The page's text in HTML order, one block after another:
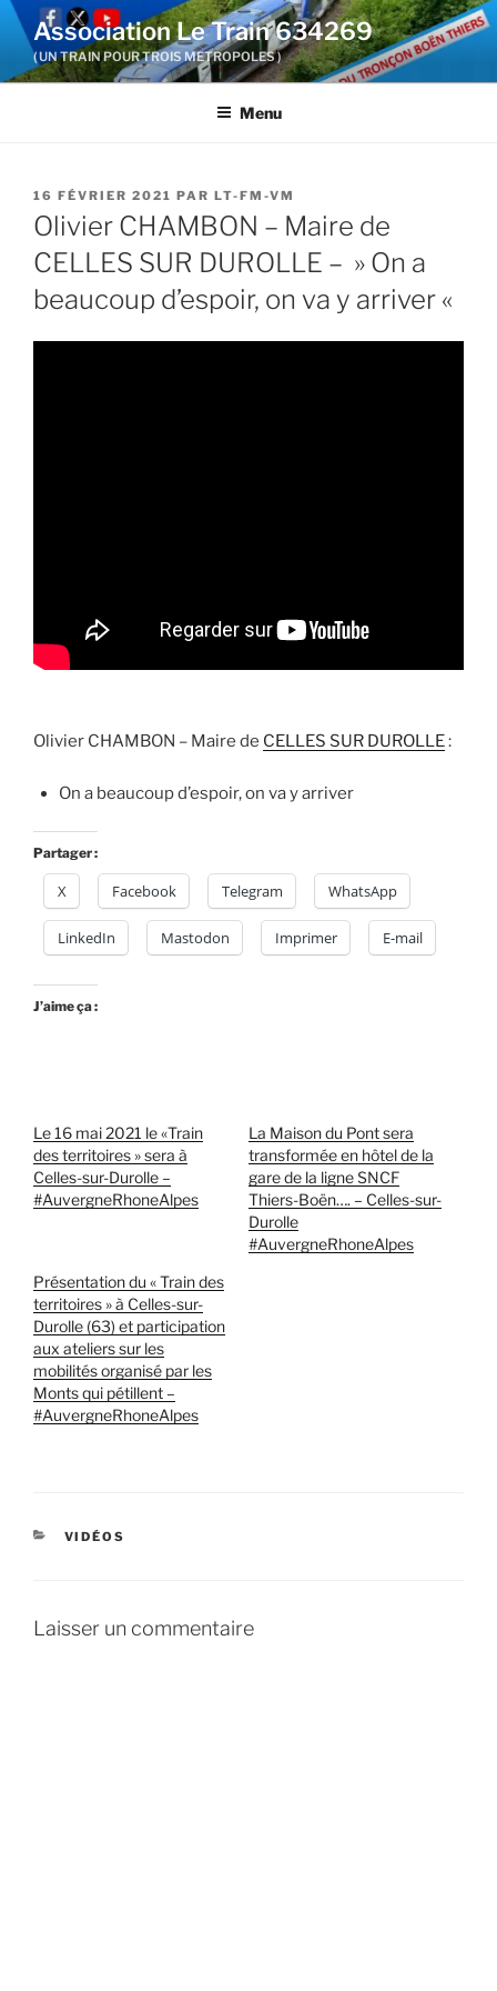
Aller
contenu
Association Le Train 634269
( UN TRAIN POUR TROIS METROPOLES )
Menu
PUBLIÉ
LE
16 FÉVRIER 2021 PAR LT-FM-VM
Olivier CHAMBON – Maire de
CELLES SUR DUROLLE – » On a
beaucoup d’espoir, on va y arriver «
Olivier CHAMBON – Maire de CELLES SUR DUROLLE:
On a beaucoup d’espoir, on va y arriver
Partager :
X Facebook Telegram WhatsApp
LinkedIn Mastodon Imprimer E-mail
J’aime ça :
Le 16 mai 2021 le «Train
des territoires » sera à
Celles-sur-Durolle –
#AuvergneRhoneAlpes
La Maison du Pont sera
transformée en hôtel de la
gare de la ligne SNCF
Thiers-Boën…. – Celles-sur-
Durolle
#AuvergneRhoneAlpes
Présentation du « Train des
territoires » à Celles-sur-
Durolle (63) et participation
aux ateliers sur les
mobilités organisé par les
Monts qui pétillent –
#AuvergneRhoneAlpes
CATÉGORIES
VIDÉOS
Laisser un commentaire